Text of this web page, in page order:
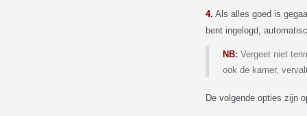
4. Als alles goed is
bent ingelogd,
NB: Vergeet niet
ook de kamer,
De volgende opties zijn